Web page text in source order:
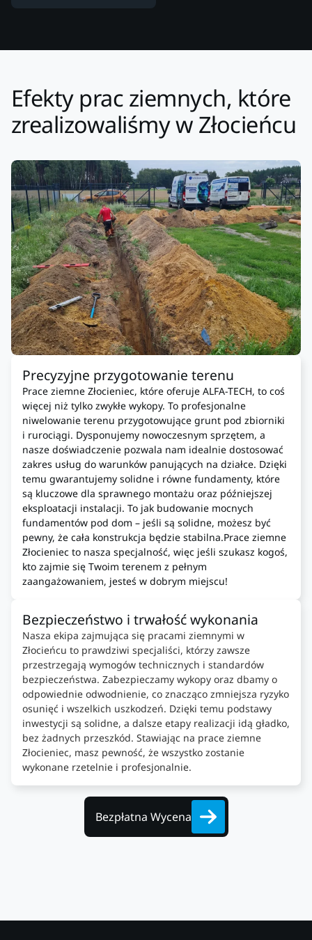
Efekty prac ziemnych, które
zrealizowaliśmy w Złocieńcu
Precyzyjne przygotowanie terenu
Prace ziemne Złocieniec, które oferuje ALFA-TECH, to coś
więcej niż tylko zwykłe wykopy. To profesjonalne
niwelowanie terenu przygotowujące grunt pod zbiorniki
i rurociągi. Dysponujemy nowoczesnym sprzętem, a
nasze doświadczenie pozwala nam idealnie dostosować
zakres usług do warunków panujących na działce. Dzięki
temu gwarantujemy solidne i równe fundamenty, które
są kluczowe dla sprawnego montażu oraz późniejszej
eksploatacji instalacji. To jak budowanie mocnych
fundamentów pod dom – jeśli są solidne, możesz być
pewny, że cała konstrukcja będzie stabilna.Prace ziemne
Złocieniec to nasza specjalność, więc jeśli szukasz kogoś,
kto zajmie się Twoim terenem z pełnym
zaangażowaniem, jesteś w dobrym miejscu!
Bezpieczeństwo i trwałość wykonania
Nasza ekipa zajmująca się pracami ziemnymi w
Złocieńcu to prawdziwi specjaliści, którzy zawsze
przestrzegają wymogów technicznych i standardów
bezpieczeństwa. Zabezpieczamy wykopy oraz dbamy o
odpowiednie odwodnienie, co znacząco zmniejsza ryzyko
osunięć i wszelkich uszkodzeń. Dzięki temu podstawy
inwestycji są solidne, a dalsze etapy realizacji idą gładko,
bez żadnych przeszkód. Stawiając na prace ziemne
Złocieniec, masz pewność, że wszystko zostanie
wykonane rzetelnie i profesjonalnie.
Bezpłatna Wycena